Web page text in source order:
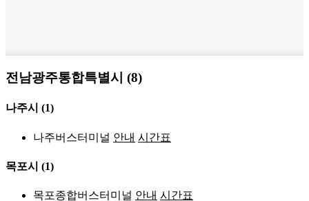
전남광주통합특별시 (8)
나주시 (1)
나주버스터미널 안내 시간표
목포시 (1)
목포종합버스터미널 안내 시간표